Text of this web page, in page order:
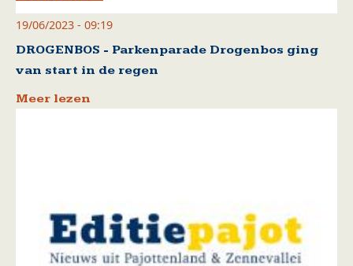
19/06/2023 - 09:19
DROGENBOS - Parkenparade Drogenbos ging
van start in de regen
Meer lezen